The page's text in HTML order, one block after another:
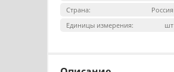
Страна:
Россия
Единицы измерения:
шт